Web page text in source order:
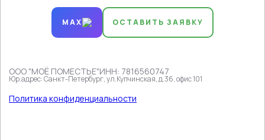
MAX ОСТАВИТЬ ЗАЯВКУ
ООО "МОЁ ПОМЕСТЬЕ"ИНН: 7816560747
Юр.адрес: Санкт-Петербург, ул.Купчинская, д.36, офис 101
Политика конфиденциальности